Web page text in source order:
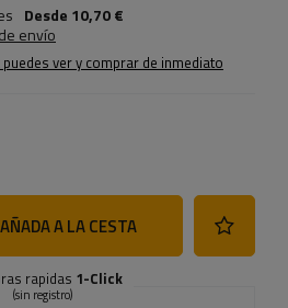
Desde 10,70 €
envío
ver y comprar de inmediato
AÑADA A LA CESTA
rapidas 1-Click
(sin registro)